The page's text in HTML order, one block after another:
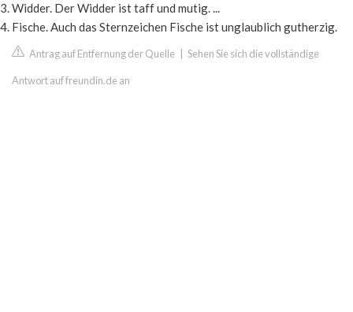
Widder. Der Widder ist taff und mutig. ...
Fische. Auch das Sternzeichen Fische ist unglaublich gutherzig.
Antrag auf Entfernung der Quelle Sehen Sie sich die vollständige
Antwort auf freundin.de an